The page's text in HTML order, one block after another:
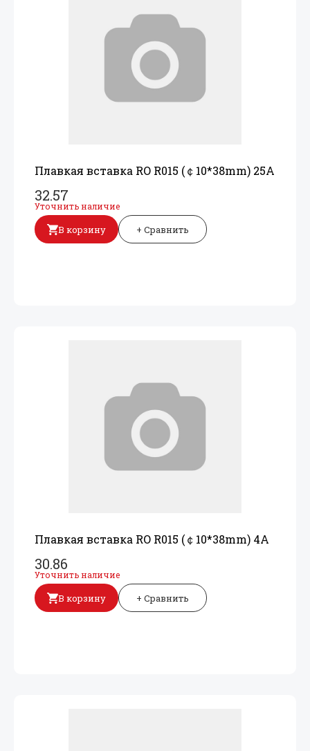
Плавкая вставка RO R015 (￠10*38mm) 25A
32.57
Уточнить наличие
В корзину + Сравнить
Плавкая вставка RO R015 (￠10*38mm) 4A
30.86
Уточнить наличие
В корзину + Сравнить